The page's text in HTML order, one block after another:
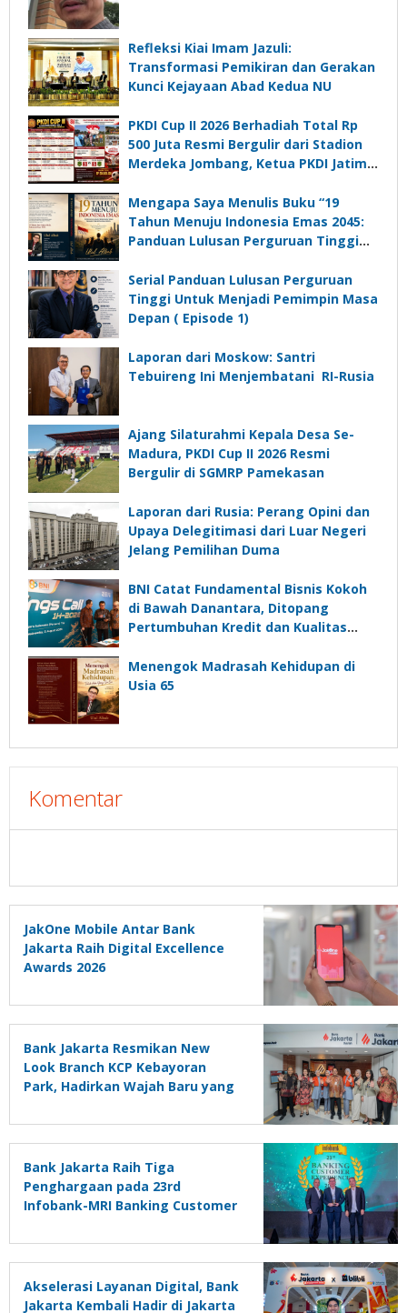
Refleksi Kiai Imam Jazuli:
Transformasi Pemikiran dan Gerakan
Kunci Kejayaan Abad Kedua NU
PKDI Cup II 2026 Berhadiah Total Rp
500 Juta Resmi Bergulir dari Stadion
Merdeka Jombang, Ketua PKDI Jatim:
Komunikasi Kades untuk Memajukan
Desa
Mengapa Saya Menulis Buku “19
Tahun Menuju Indonesia Emas 2045:
Panduan Lulusan Perguruan Tinggi
Depan”?
Serial Panduan Lulusan Perguruan
Tinggi Untuk Menjadi Pemimpin Masa
Depan ( Episode 1)
Laporan dari Moskow: Santri
Tebuireng Ini Menjembatani RI-Rusia
Ajang Silaturahmi Kepala Desa Se-
Madura, PKDI Cup II 2026 Resmi
Bergulir di SGMRP Pamekasan
Laporan dari Rusia: Perang Opini dan
Upaya Delegitimasi dari Luar Negeri
Jelang Pemilihan Duma
BNI Catat Fundamental Bisnis Kokoh
di Bawah Danantara, Ditopang
Pertumbuhan Kredit dan Kualitas
Menengok Madrasah Kehidupan di
Usia 65
Komentar
JakOne Mobile Antar Bank
Jakarta Raih Digital Excellence
Awards 2026
Bank Jakarta Resmikan New
Look Branch KCP Kebayoran
Park, Hadirkan Wajah Baru yang
Bank Jakarta Raih Tiga
Penghargaan pada 23rd
Infobank-MRI Banking Customer
Akselerasi Layanan Digital, Bank
Jakarta Kembali Hadir di Jakarta